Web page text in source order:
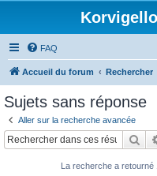
FAQ
Accueil du forum Rechercher
Sujets sans réponse
Aller sur la recherche avancée
La recherche a retourné